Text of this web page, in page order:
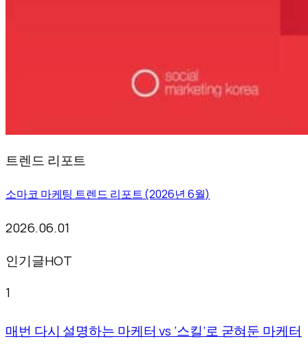
트렌드 리포트
소마코 마케팅 트렌드 리포트 (2026년 6월)
2026.06.01
인기글HOT
1
매번 다시 설명하는 마케터 vs ‘스킬’로 굳혀둔 마케터